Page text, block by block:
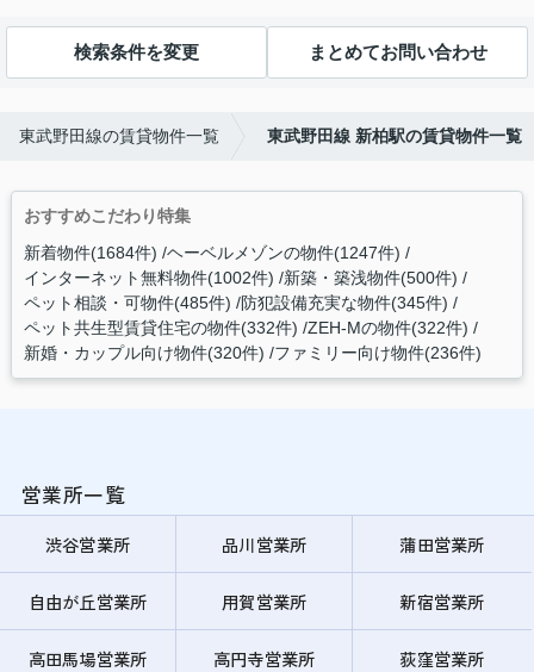
検索条件を変更 まとめてお問い合わせ
東武野田線の賃貸物件一覧 東武野田線 新柏駅の賃貸物件一覧
おすすめこだわり特集
新着物件(1684件) ヘーベルメゾンの物件(1247件)
インターネット無料物件(1002件) 新築・築浅物件(500件)
ペット相談・可物件(485件) 防犯設備充実な物件(345件)
ペット共生型賃貸住宅の物件(332件) ZEH-Mの物件(322件)
新婚・カップル向け物件(320件) ファミリー向け物件(236件)
営業所一覧
渋谷営業所 品川営業所 蒲田営業所
自由が丘営業所 用賀営業所 新宿営業所
高田馬場営業所 高円寺営業所 荻窪営業所